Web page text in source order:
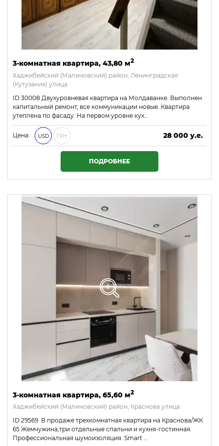
3-комнатная квартира, 43,80 м2
Хаджибейский (Малиновский) район, Ленинградская
(Кутузакия) улица
ID 30008 Двухуровневая квартира на Молдаванке. Выполнен
капитальный ремонт, все коммуникации новые. Квартира
утеплена по фасаду. На первом уровне кух…
Цена: USD ГРН
28 000 у.е.
1 204 000 ₴
ПОДРОБНЕЕ
3-комнатная квартира, 65,60 м2
Хаджибейский (Малиновский) район, Краснова улица
ID:29569 В продаже трехкомнатная квартира на Краснова/ЖК
65 Жемчужина,три отдельные спальни и кухня-гостинная.
Профессиональная шумоизоляция. Smart …